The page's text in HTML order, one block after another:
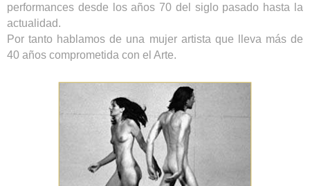
performances desde los años 70 del siglo pasado hasta la
actualidad.
Por tanto hablamos de una mujer artista que lleva más de
40 años comprometida con el Arte.